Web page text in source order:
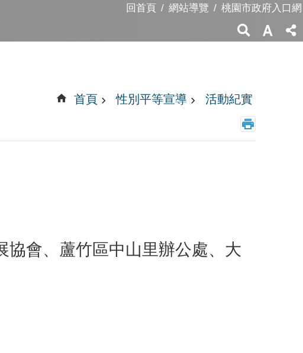
回首頁 網站導覽 桃園市政府入口網
首頁 性別平等宣導 活動紀實
協會、蘆竹區中山里辦公處、大